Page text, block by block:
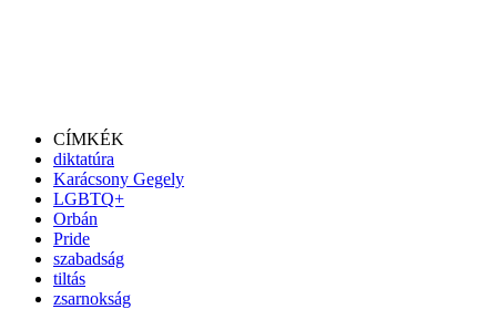
CÍMKÉK
diktatúra
Karácsony Gegely
LGBTQ+
Orbán
Pride
szabadság
tiltás
zsarnokság